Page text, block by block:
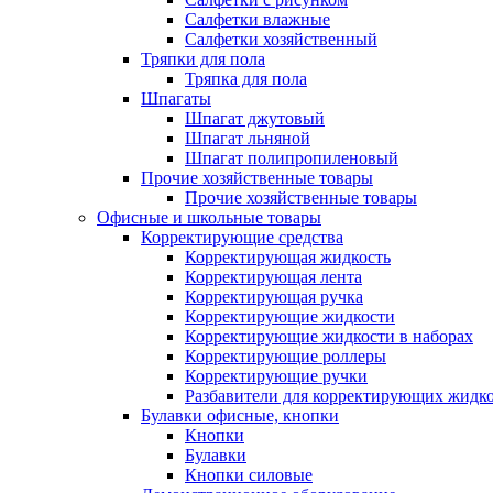
Салфетки влажные
Салфетки хозяйственный
Тряпки для пола
Тряпка для пола
Шпагаты
Шпагат джутовый
Шпагат льняной
Шпагат полипропиленовый
Прочие хозяйственные товары
Прочие хозяйственные товары
Офисные и школьные товары
Корректирующие средства
Корректирующая жидкость
Корректирующая лента
Корректирующая ручка
Корректирующие жидкости
Корректирующие жидкости в наборах
Корректирующие роллеры
Корректирующие ручки
Разбавители для корректирующих
Булавки офисные, кнопки
Кнопки
Булавки
Кнопки силовые